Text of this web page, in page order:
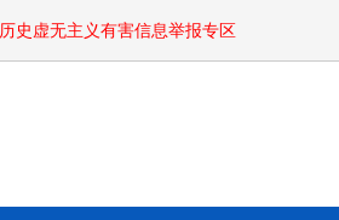
史虚无主义有害信息举报专区